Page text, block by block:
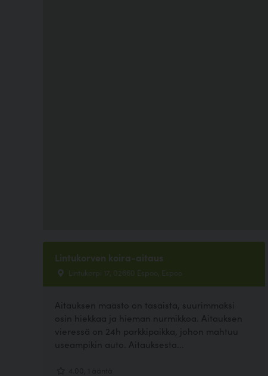
Lintukorven koira-aitaus
Lintukorpi 17, 02660 Espoo, Espoo
Aitauksen maasto on tasaista, suurimmaksi
osin hiekkaa ja hieman nurmikkoa. Aitauksen
vieressä on 24h parkkipaikka, johon mahtuu
useampikin auto. Aitauksesta...